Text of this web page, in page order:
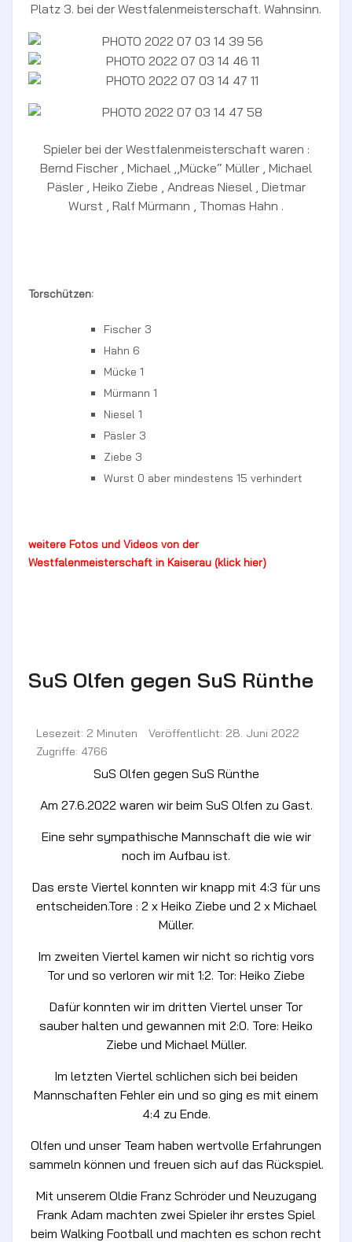
Platz 3. bei der Westfalenmeisterschaft. Wahnsinn.
Spieler bei der Westfalenmeisterschaft waren :
Bernd Fischer , Michael ,,Mücke“ Müller , Michael
Päsler , Heiko Ziebe , Andreas Niesel , Dietmar
Wurst , Ralf Mürmann , Thomas Hahn .
Torschützen:
Fischer 3
Hahn 6
Mücke 1
Mürmann 1
Niesel 1
Päsler 3
Ziebe 3
Wurst 0 aber mindestens 15 verhindert
weitere Fotos und Videos von der
Westfalenmeisterschaft in Kaiserau (klick hier)
SuS Olfen gegen SuS Rünthe
Lesezeit: 2 Minuten
Veröffentlicht: 28. Juni 2022
Zugriffe: 4766
SuS Olfen gegen SuS Rünthe
Am 27.6.2022 waren wir beim SuS Olfen zu Gast.
Eine sehr sympathische Mannschaft die wie wir
noch im Aufbau ist.
Das erste Viertel konnten wir knapp mit 4:3 für uns
entscheiden.Tore : 2 x Heiko Ziebe und 2 x Michael
Müller.
Im zweiten Viertel kamen wir nicht so richtig vors
Tor und so verloren wir mit 1:2. Tor: Heiko Ziebe
Dafür konnten wir im dritten Viertel unser Tor
sauber halten und gewannen mit 2:0. Tore: Heiko
Ziebe und Michael Müller.
Im letzten Viertel schlichen sich bei beiden
Mannschaften Fehler ein und so ging es mit einem
4:4 zu Ende.
Olfen und unser Team haben wertvolle Erfahrungen
sammeln können und freuen sich auf das Rückspiel.
Mit unserem Oldie Franz Schröder und Neuzugang
Frank Adam machten zwei Spieler ihr erstes Spiel
beim Walking Football und machten es schon recht